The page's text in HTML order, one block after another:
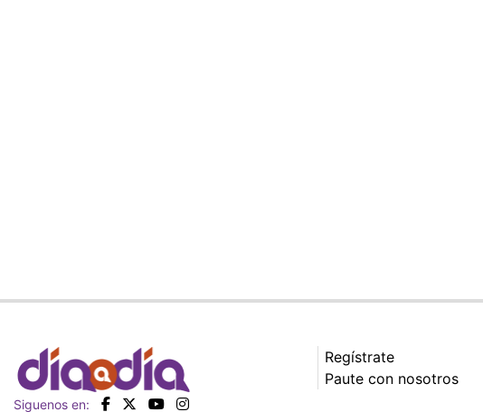
Siguenos en:
Regístrate
Paute con nosotros